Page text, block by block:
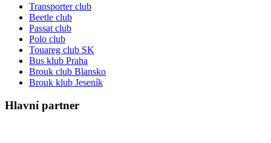
Transporter club
Beetle club
Passat club
Polo club
Touareg club SK
Bus klub Praha
Brouk club Blansko
Brouk klub Jeseník
Hlavní partner